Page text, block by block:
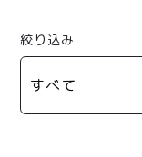
商品一覧
絞り込み